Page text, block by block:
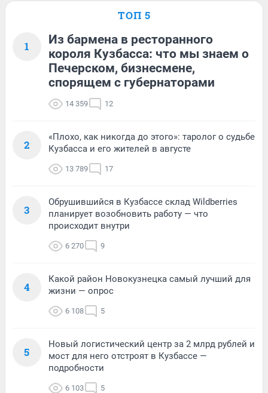
ТОП 5
1
Из бармена в ресторанного
короля Кузбасса: что мы знаем о
Печерском, бизнесмене,
спорящем с губернаторами
14 359 12
2
«Плохо, как никогда до этого»: таролог о судьбе
Кузбасса и его жителей в августе
13 789 17
3
Обрушившийся в Кузбассе склад Wildberries
планирует возобновить работу — что
происходит внутри
6 270 9
4
Какой район Новокузнецка самый лучший для
жизни — опрос
6 108 5
5
Новый логистический центр за 2 млрд рублей и
мост для него отстроят в Кузбассе —
подробности
6 103 5